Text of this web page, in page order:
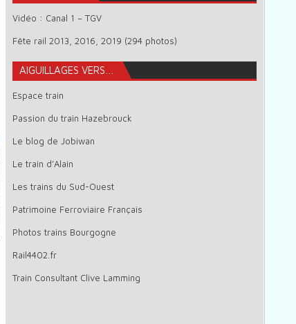
Vidéo : Canal 1 – TGV
Fête rail 2013, 2016, 2019 (294 photos)
AIGUILLAGES VERS…
Espace train
Passion du train Hazebrouck
Le blog de Jobiwan
Le train d’Alain
Les trains du Sud-Ouest
Patrimoine Ferroviaire Français
Photos trains Bourgogne
Rail4402.fr
Train Consultant Clive Lamming